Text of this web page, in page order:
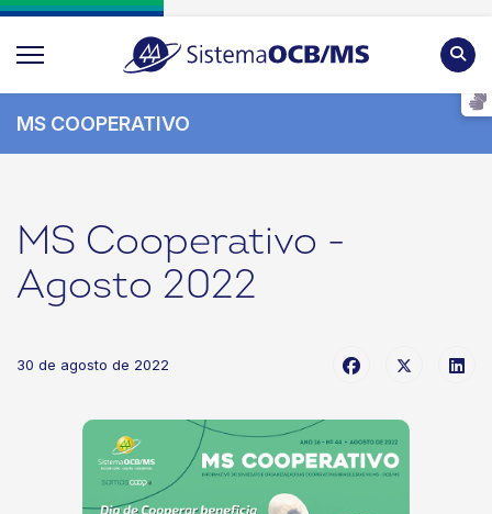
MS COOPERATIVO
MS Cooperativo -
Agosto 2022
30 de agosto de 2022